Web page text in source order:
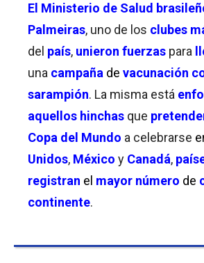
El Ministerio de Salud
Palmeiras, uno de los clubes
del país, unieron fuerzas para
una campaña de vacunación
sarampión. La misma está
aquellos hinchas que
Copa del Mundo a celebrarse
Unidos, México y Canadá,
registran el mayor número de
continente.